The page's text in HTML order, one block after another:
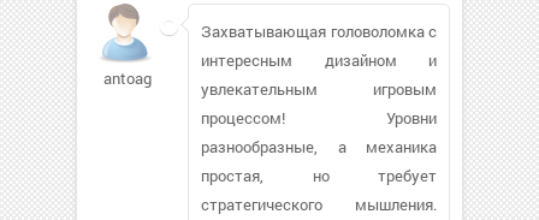
antoag
Захватывающая головоломка с
интересным дизайном и
увлекательным игровым
процессом! Уровни
разнообразные, а механика
простая, но требует
стратегического мышления.